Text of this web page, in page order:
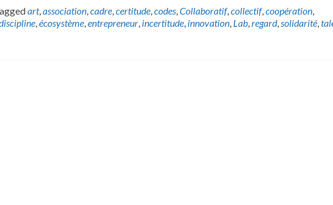
art,association,cadre,certitude,codes,Collaboratif,collectif,coopération,
,écosystème,entrepreneur, incertitude, innovation, Lab,regard,solidarité,